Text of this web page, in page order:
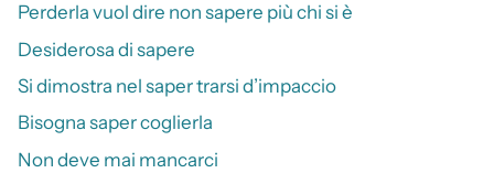
Perderla vuol dire non sapere più chi si è
Desiderosa di sapere
Si dimostra nel saper trarsi d’impaccio
Bisogna saper coglierla
Non deve mai mancarci